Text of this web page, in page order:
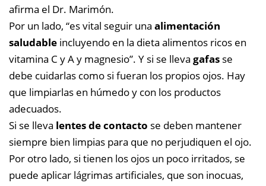
afirma el Dr. Marimón.
Por un lado, “es vital seguir una alimentación
saludable incluyendo en la dieta alimentos ricos en
vitamina C y A y magnesio”. Y si se lleva gafas se
debe cuidarlas como si fueran los propios ojos. Hay
que limpiarlas en húmedo y con los productos
adecuados.
Si se lleva lentes de contacto se deben mantener
siempre bien limpias para que no perjudiquen el ojo.
Por otro lado, si tienen los ojos un poco irritados, se
puede aplicar lágrimas artificiales, que son inocuas,